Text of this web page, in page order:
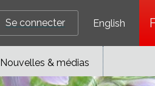
Se connecter English
Nouvelles & médias